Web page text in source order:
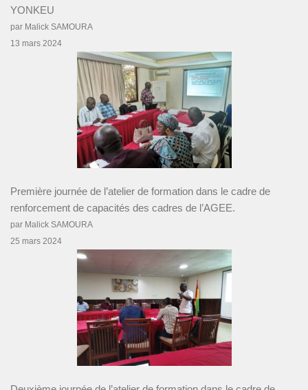
YONKEU
par Malick SAMOURA
13 mars 2024
Première journée de l’atelier de formation dans le cadre de
renforcement de capacités des cadres de l’AGEE.
par Malick SAMOURA
25 mars 2024